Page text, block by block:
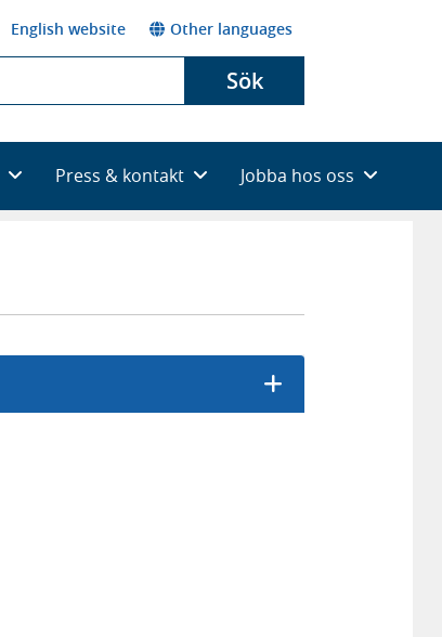
English website Other languages
Sök
Press & kontakt Jobba hos oss